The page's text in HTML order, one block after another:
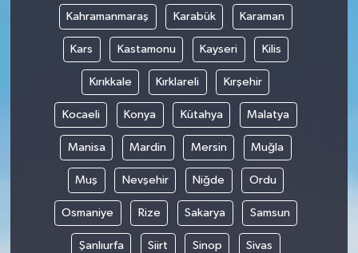
Kahramanmaraş Karabük Karaman
Kars Kastamonu Kayseri Kilis
Kırıkkale Kırklareli Kırşehir
Kocaeli Konya Kütahya Malatya
Manisa Mardin Mersin Muğla
Muş Nevşehir Niğde Ordu
Osmaniye Rize Sakarya Samsun
Şanlıurfa Siirt Sinop Sivas